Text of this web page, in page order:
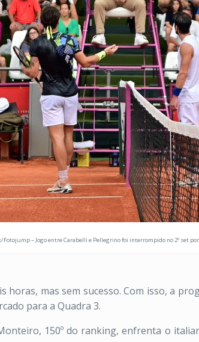
Fotojump – Jogo entre Carabelli e Pellegrino foi interrompido no 2º set
mas sem sucesso. Com isso, a
para a Quadra 3.
150º do ranking, enfrenta o